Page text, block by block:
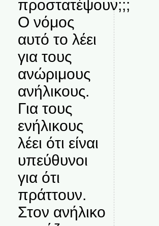
προστατέψουν;;;
Ο νόμος
αυτό το λέει
για τους
ανώριμους
ανήλικους.
Για τους
ενήλικους
λέει ότι είναι
υπεύθυνοι
για ότι
πράττουν.
Στον ανήλικο